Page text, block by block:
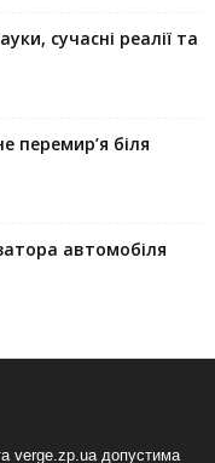
сучасні реалії та
перемир’я біля
автомобіля
verge.zp.ua допустима